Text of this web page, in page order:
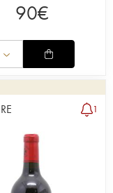
90€
1